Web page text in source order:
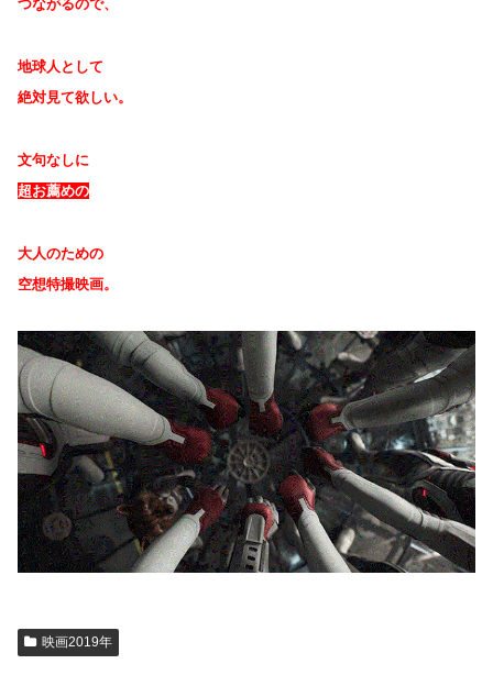
つながるので、
地球人として
絶対見て欲しい。
文句なしに
超お薦めの
大人のための
空想特撮映画。
映画2019年